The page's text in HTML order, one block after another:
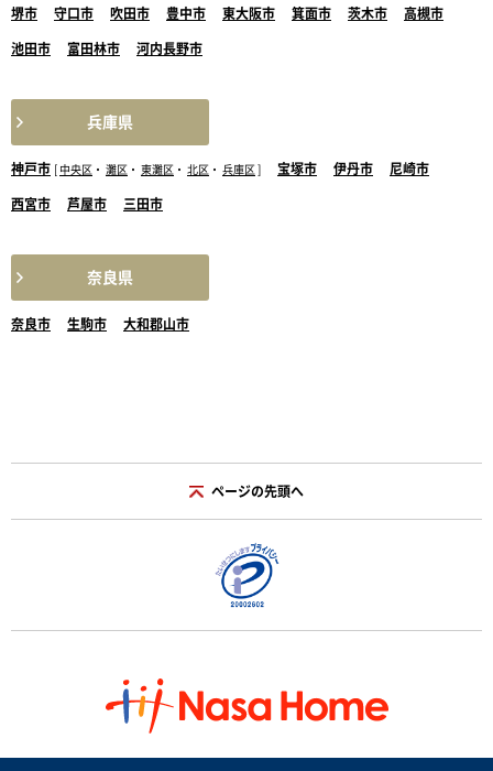
堺市 守口市 吹田市 豊中市 東大阪市 箕面市 茨木市 高槻市
池田市 富田林市 河内長野市
兵庫県
神戸市 中央区 ・ 灘区 ・ 東灘区 ・ 北区 ・ 兵庫区 宝塚市 伊丹市 尼崎市
西宮市 芦屋市 三田市
奈良県
奈良市 生駒市 大和郡山市
ページの先頭へ